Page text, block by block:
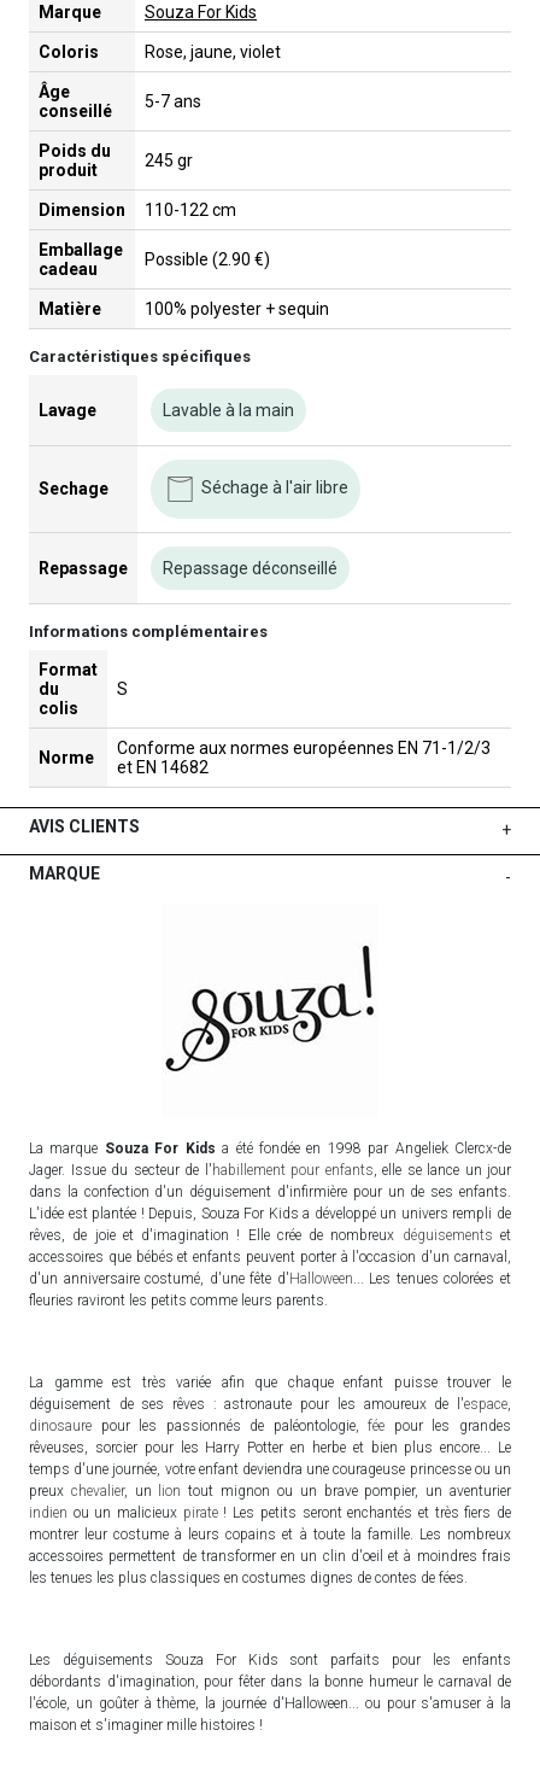
Marque Souza For Kids
Coloris Rose, jaune, violet
Âge
conseillé
5-7 ans
Poids du
produit
245 gr
Dimension 110-122 cm
Emballage
cadeau
Possible (2.90 €)
Matière 100% polyester + sequin
Caractéristiques spécifiques
Lavage Lavable à la main
Sechage Séchage à l'air libre
Repassage Repassage déconseillé
Informations complémentaires
Format
du
colis
S
Norme
Conforme aux normes européennes EN 71-1/2/3
et EN 14682
AVIS CLIENTS +
MARQUE -
La marque Souza For Kids a été fondée en 1998 par Angeliek Clercx-de
Jager. Issue du secteur de l'habillement pour enfants , elle se lance un jour
dans la confection d'un déguisement d'infirmière pour un de ses enfants.
L'idée est plantée ! Depuis, Souza For Kids a développé un univers rempli de
rêves, de joie et d'imagination ! Elle crée de nombreux déguisements et
accessoires que bébés et enfants peuvent porter à l'occasion d'un carnaval,
d'un anniversaire costumé, d'une fête d'Halloween ... Les tenues colorées et
fleuries raviront les petits comme leurs parents.
La gamme est très variée afin que chaque enfant puisse trouver le
déguisement de ses rêves : astronaute pour les amoureux de l'espace
dinosaure pour les passionnés de paléontologie,fée pour les grandes
rêveuses, sorcier pour les Harry Potter en herbe et bien plus encore... Le
temps d'une journée, votre enfant deviendra une courageuse princesse ou un
preux chevalier, un lion tout mignon ou un brave pompier, un aventurier
indien ou un malicieux pirate! Les petits seront enchantés et très fiers de
montrer leur costume à leurs copains et à toute la famille. Les nombreux
accessoires permettent de transformer en un clin d'oeil et à moindres frais
les tenues les plus classiques en costumes dignes de contes de fées.
Les déguisements Souza For Kids sont parfaits pour les enfants
débordants d'imagination, pour fêter dans la bonne humeur le carnaval de
l'école, un goûter à thème, la journée d'Halloween... ou pour s'amuser à la
maison et s'imaginer mille histoires !